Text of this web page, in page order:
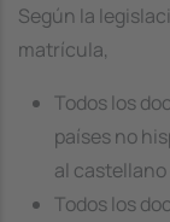
Según la
matrícula,
Todos los
países no
al
Todos los